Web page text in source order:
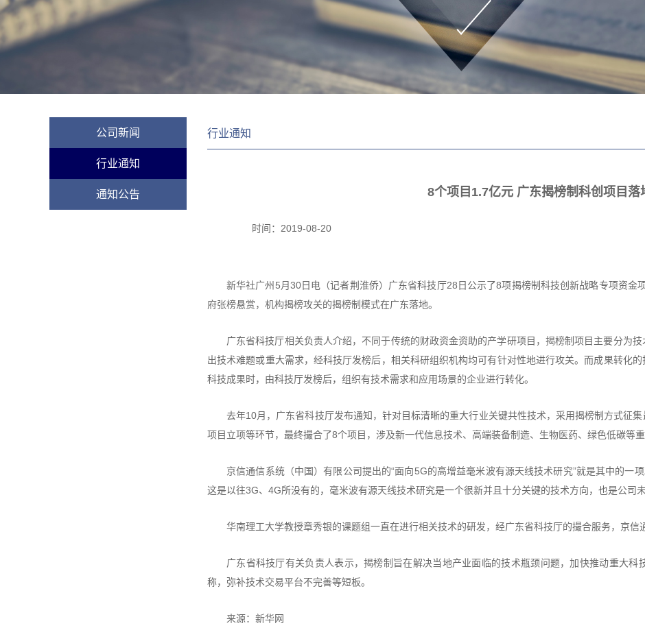
公司新闻
行业通知
通知公告
行业通知
8个项目1.7亿元 广东揭榜制科创项目落
时间： 2019-08-20
新华社广州5月30日电（记者荆淮侨）广东省科技厅28日公示了8项揭榜制科技创新战略专项资
府张榜悬赏，机构揭榜攻关的揭榜制模式在广东落地。
广东省科技厅相关负责人介绍，不同于传统的财政资金资助的产学研项目，揭榜制项目主要分为
出技术难题或重大需求，经科技厅发榜后，相关科研组织机构均可有针对性地进行攻关。而成果转化
科技成果时，由科技厅发榜后，组织有技术需求和应用场景的企业进行转化。
去年10月，广东省科技厅发布通知，针对目标清晰的重大行业关键共性技术，采用揭榜制方式征
项目立项等环节，最终撮合了8个项目，涉及新一代信息技术、高端装备制造、生物医药、绿色低碳等重
京信通信系统（中国）有限公司提出的“面向5G的高增益毫米波有源天线技术研究”就是其中的一
这是以往3G、4G所没有的，毫米波有源天线技术研究是一个很新并且十分关键的技术方向，也是公司
华南理工大学教授章秀银的课题组一直在进行相关技术的研发，经广东省科技厅的撮合服务，京信
广东省科技厅有关负责人表示，揭榜制旨在解决当地产业面临的技术瓶颈问题，加快推动重大
称，弥补技术交易平台不完善等短板。
来源：新华网